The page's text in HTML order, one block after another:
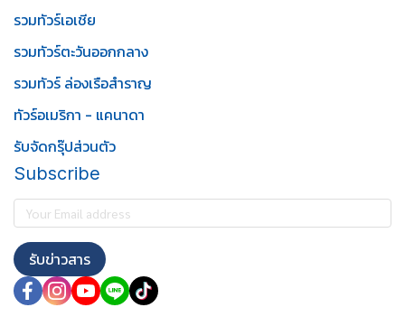
รวมทัวร์เอเชีย
รวมทัวร์ตะวันออกกลาง
รวมทัวร์ ล่องเรือสำราญ
ทัวร์อเมริกา - แคนาดา
รับจัดกรุ๊ปส่วนตัว
Subscribe
รับข่าวสาร